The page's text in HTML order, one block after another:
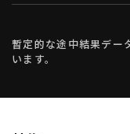
暫定的な途中結果デー
います。